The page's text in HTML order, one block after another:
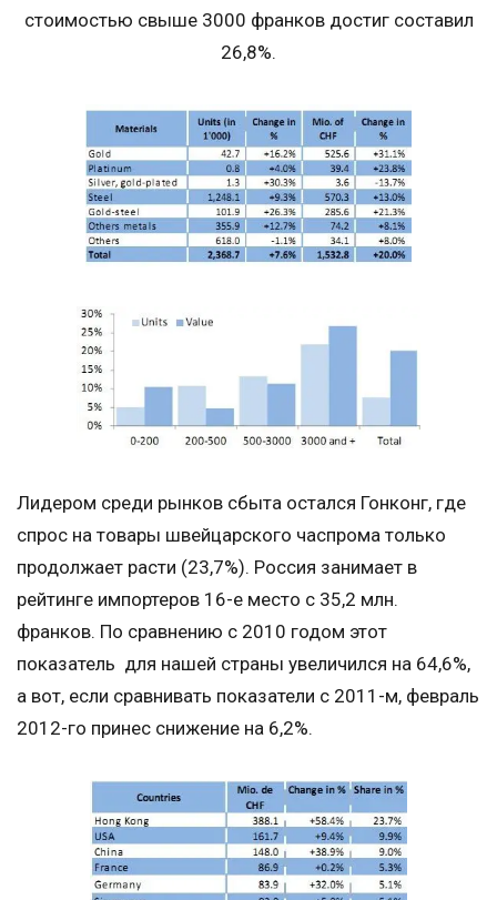
стоимостью свыше 3000 франков достиг составил
26,8%.
Лидером среди рынков сбыта остался Гонконг, где
спрос на товары швейцарского часпрома только
продолжает расти (23,7%). Россия занимает в
рейтинге импортеров 16-е место с 35,2 млн.
франков. По сравнению с 2010 годом этот
показатель для нашей страны увеличился на 64,6%,
а вот, если сравнивать показатели с 2011-м, февраль
2012-го принес снижение на 6,2%.